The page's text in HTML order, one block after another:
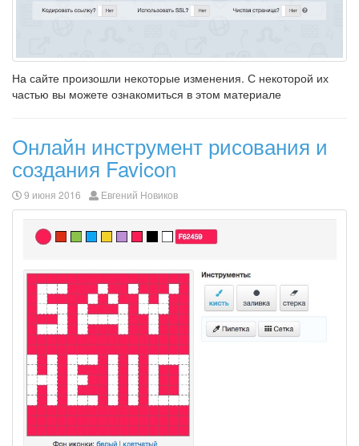
На сайте произошли некоторые изменения. С некоторой их
частью вы можете ознакомиться в этом материале
Онлайн инструмент рисования и
создания Favicon
9 июня 2016 Евгений Новиков